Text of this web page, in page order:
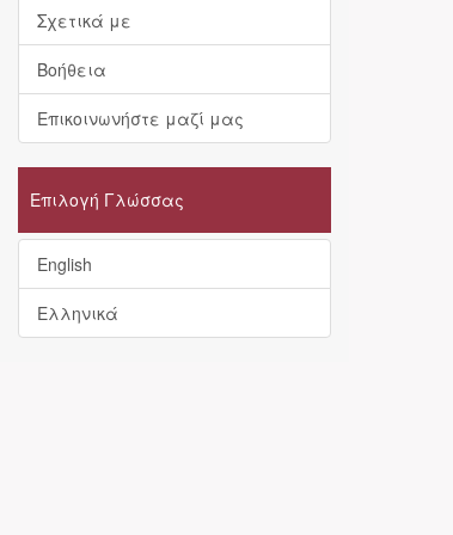
Σχετικά με
Βοήθεια
Επικοινωνήστε μαζί μας
Επιλογή Γλώσσας
English
Ελληνικά